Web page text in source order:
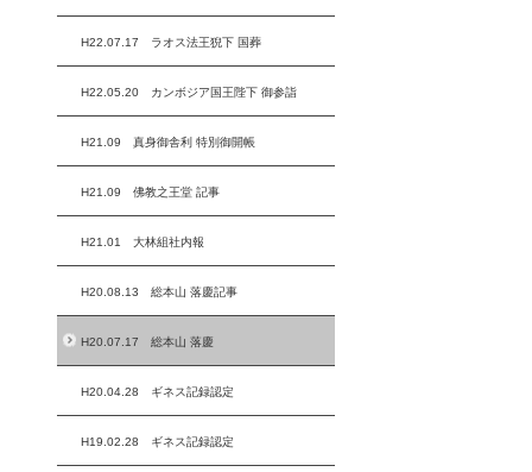
H22.07.17 ラオス法王猊下 国葬
H22.05.20 カンボジア国王陛下 御参詣
H21.09 真身御舎利 特別御開帳
H21.09 佛教之王堂 記事
H21.01 大林組社内報
H20.08.13 総本山 落慶記事
H20.07.17 総本山 落慶
H20.04.28 ギネス記録認定
H19.02.28 ギネス記録認定